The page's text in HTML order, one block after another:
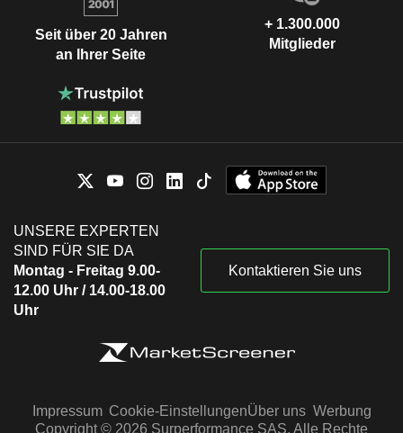
Seit über 20 Jahren
an Ihrer Seite
+ 1.300.000
Mitglieder
UNSERE EXPERTEN
SIND FÜR SIE DA
Montag - Freitag 9.00-
12.00 Uhr / 14.00-18.00
Uhr
Kontaktieren Sie uns
Impressum Cookie-EinstellungenÜber uns Werbung
Copyright © 2026 Surperformance SAS. Alle Rechte